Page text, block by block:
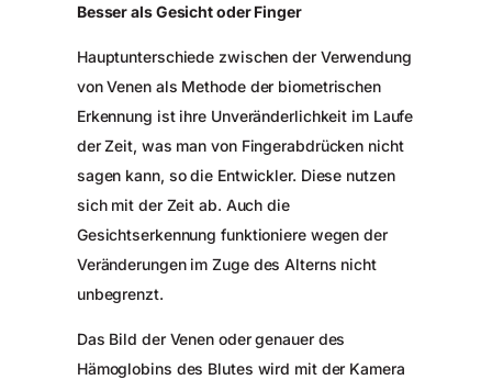
Besser als Gesicht oder Finger
Hauptunterschiede zwischen der Verwendung
von Venen als Methode der biometrischen
Erkennung ist ihre Unveränderlichkeit im Laufe
der Zeit, was man von Fingerabdrücken nicht
sagen kann, so die Entwickler. Diese nutzen
sich mit der Zeit ab. Auch die
Gesichtserkennung funktioniere wegen der
Veränderungen im Zuge des Alterns nicht
unbegrenzt.
Das Bild der Venen oder genauer des
Hämoglobins des Blutes wird mit der Kamera